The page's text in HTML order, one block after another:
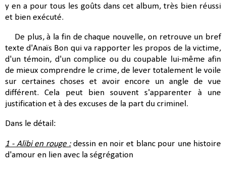
y en a pour tous les goûts dans cet album, très bien réussi
et bien exécuté.
De plus, à la fin de chaque nouvelle, on retrouve un bref
texte d'Anaïs Bon qui va rapporter les propos de la victime,
d'un témoin, d'un complice ou du coupable lui-même afin
de mieux comprendre le crime, de lever totalement le voile
sur certaines choses et avoir encore un angle de vue
différent. Cela peut bien souvent s'apparenter à une
justification et à des excuses de la part du criminel.
Dans le détail:
1 - Alibi en rouge :dessin en noir et blanc pour une histoire
d'amour en lien avec la ségrégation